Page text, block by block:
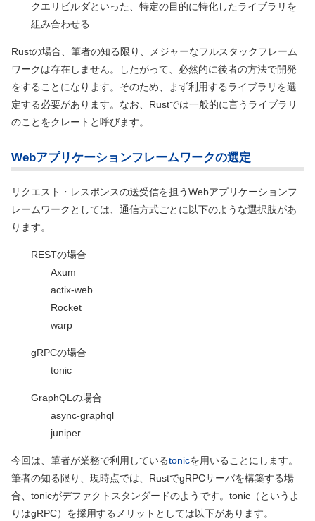
クエリビルダといった、特定の目的に特化したライブラリを
組み合わせる
Rustの場合、筆者の知る限り、メジャーなフルスタックフレーム
ワークは存在しません。したがって、必然的に後者の方法で開発
をすることになります。そのため、まず利用するライブラリを選
定する必要があります。なお、Rustでは一般的に言うライブラリ
のことをクレートと呼びます。
Webアプリケーションフレームワークの選定
リクエスト・レスポンスの送受信を担うWebアプリケーションフ
レームワークとしては、通信方式ごとに以下のような選択肢があ
ります。
RESTの場合
Axum
actix-web
Rocket
warp
gRPCの場合
tonic
GraphQLの場合
async-graphql
juniper
今回は、筆者が業務で利用しているtonicを用いることにします。
筆者の知る限り、現時点では、RustでgRPCサーバを構築する場
合、tonicがデファクトスタンダードのようです。tonic（というよ
りはgRPC）を採用するメリットとしては以下があります。